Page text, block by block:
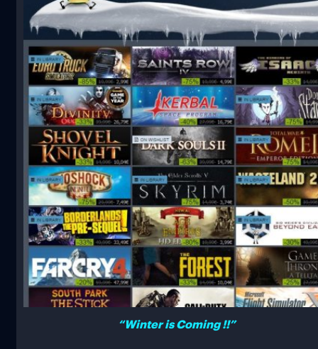
“Winter is Coming !!”